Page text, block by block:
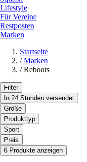
Lifestyle
Für Vereine
Restposten
Marken
Startseite
/ Marken
/ Reboots
Filter
In 24 Stunden versendet
Größe
Produkttyp
Sport
Preis
6 Produkte anzeigen